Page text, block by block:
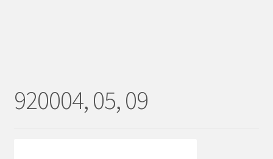
ÅF KONTO
920004, 05, 09